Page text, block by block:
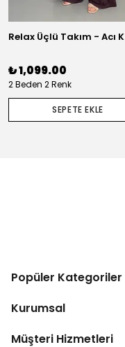
₺ 1,099.00
2 Beden 2 Renk
SEPETE EKLE
Popüler Kategoriler
Kurumsal
Müşteri Hizmetleri